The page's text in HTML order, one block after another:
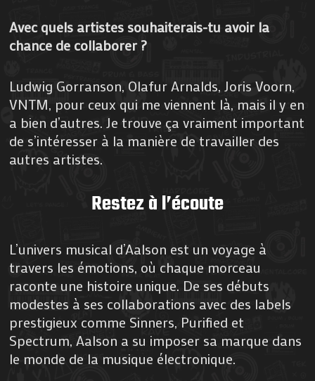
Avec quels artistes souhaiterais-tu avoir la
chance de collaborer ?
Ludwig Gorranson, Olafur Arnalds, Joris Voorn,
VNTM, pour ceux qui me viennent là, mais il y en
a bien d’autres. Je trouve ça vraiment important
de s’intéresser à la manière de travailler des
autres artistes.
Restez à l’écoute
L’univers musical d’Aalson est un voyage à
travers les émotions, où chaque morceau
raconte une histoire unique. De ses débuts
modestes à ses collaborations avec des labels
prestigieux comme Sinners, Purified et
Spectrum, Aalson a su imposer sa marque dans
le monde de la musique électronique.